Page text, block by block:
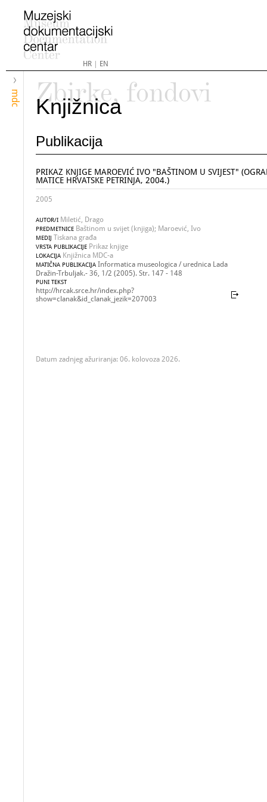
HR| EN
mdc
Zbirke, fondovi
Knjižnica
Publikacija
PRIKAZ KNJIGE MAROEVIĆ IVO "BAŠTINOM U SVIJEST"
MATICE HRVATSKE PETRINJA, 2004.)
2005
AUTOR/I Miletić, Drago
PREDMETNICE Baštinom u svijet (knjiga); Maroević, Ivo
MEDIJ Tiskana građa
VRSTA PUBLIKACIJE Prikaz knjige
LOKACIJA Knjižnica MDC-a
MATIČNA PUBLIKACIJA Informatica museologica / urednica Lada
Dražin-Trbuljak.- 36, 1/2 (2005). Str. 147 - 148
PUNI TEKST
http://hrcak.srce.hr/index.php?
show=clanak&id_clanak_jezik=207003
Datum zadnjeg ažuriranja: 06. kolovoza 2026.